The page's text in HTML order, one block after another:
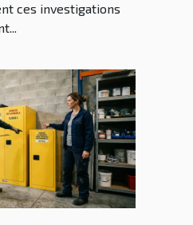
ces investigations